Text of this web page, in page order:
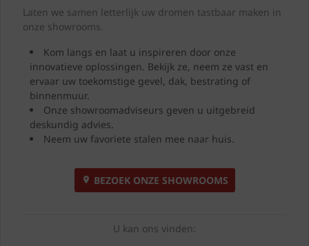
Laten we samen letterlijk uw dromen tastbaar maken in
onze showrooms.
Kom langs en laat u inspireren door onze
innovatieve oplossingen. Bekijk ze, neem ze vast en
ervaar uw toekomstige gevel, dak, bestrating of
binnenmuur.
Onze showroomadviseurs geven u uitgebreid
deskundig advies.
Neem uw favoriete stalen mee naar huis.
BEZOEK ONZE SHOWROOMS
U kan ons vinden: